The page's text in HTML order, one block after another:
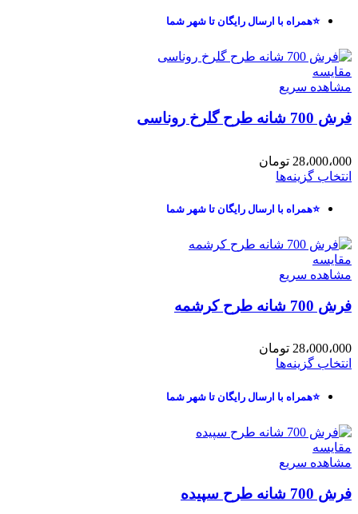
⭐همراه با ارسال رایگان تا شهر شما
مقایسه
مشاهده سریع
فرش 700 شانه طرح گلرخ روناسی
28،000،000 تومان
انتخاب گزینه‌ها
⭐همراه با ارسال رایگان تا شهر شما
مقایسه
مشاهده سریع
فرش 700 شانه طرح کرشمه
28،000،000 تومان
انتخاب گزینه‌ها
⭐همراه با ارسال رایگان تا شهر شما
مقایسه
مشاهده سریع
فرش 700 شانه طرح سپیده